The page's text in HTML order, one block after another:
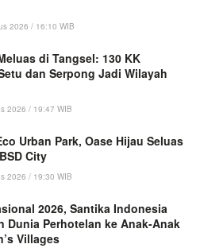
2026 / 16:10 WIB
di Tangsel: 130 KK
dan Serpong Jadi Wilayah
2026 / 19:47 WIB
Urban Park, Oase Hijau Seluas
City
2026 / 19:30 WIB
2026, Santika Indonesia
Dunia Perhotelan ke Anak-Anak
Villages